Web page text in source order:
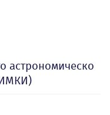
астрономическо